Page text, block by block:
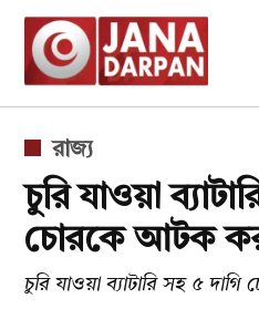
Skip
content
POSTED
IN
রাজ্য
চুরি যাওয়া
চোরকে আটক
চুরি যাওয়া ব্যাটারি সহ ৫